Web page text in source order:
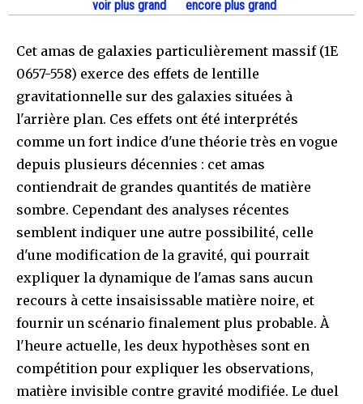
voir plus grand encore plus grand
Cet amas de galaxies particulièrement massif (1E
0657-558) exerce des effets de lentille
gravitationnelle sur des galaxies situées à
l'arrière plan. Ces effets ont été interprétés
comme un fort indice d'une théorie très en vogue
depuis plusieurs décennies : cet amas
contiendrait de grandes quantités de matière
sombre. Cependant des analyses récentes
semblent indiquer une autre possibilité, celle
d'une modification de la gravité, qui pourrait
expliquer la dynamique de l'amas sans aucun
recours à cette insaisissable matière noire, et
fournir un scénario finalement plus probable. À
l'heure actuelle, les deux hypothèses sont en
compétition pour expliquer les observations,
matière invisible contre gravité modifiée. Le duel